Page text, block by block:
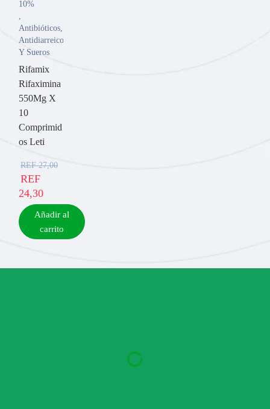
10%
,
Antibióticos,
Antidiarreicos
Y Sueros
Rifamix
Rifaximina
550Mg X
10
Comprimid
os Leti
REF27,00
REF
24,30
Añadir al
carrito